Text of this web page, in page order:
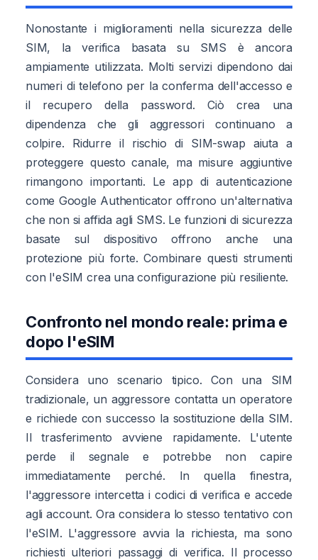
Nonostante i miglioramenti nella sicurezza delle
SIM, la verifica basata su SMS è ancora
ampiamente utilizzata. Molti servizi dipendono dai
numeri di telefono per la conferma dell'accesso e
il recupero della password. Ciò crea una
dipendenza che gli aggressori continuano a
colpire. Ridurre il rischio di SIM-swap aiuta a
proteggere questo canale, ma misure aggiuntive
rimangono importanti. Le app di autenticazione
come Google Authenticator offrono un'alternativa
che non si affida agli SMS. Le funzioni di sicurezza
basate sul dispositivo offrono anche una
protezione più forte. Combinare questi strumenti
con l'eSIM crea una configurazione più resiliente.
Confronto nel mondo reale: prima e
dopo l'eSIM
Considera uno scenario tipico. Con una SIM
tradizionale, un aggressore contatta un operatore
e richiede con successo la sostituzione della SIM.
Il trasferimento avviene rapidamente. L'utente
perde il segnale e potrebbe non capire
immediatamente perché. In quella finestra,
l'aggressore intercetta i codici di verifica e accede
agli account. Ora considera lo stesso tentativo con
l'eSIM. L'aggressore avvia la richiesta, ma sono
richiesti ulteriori passaggi di verifica. Il processo